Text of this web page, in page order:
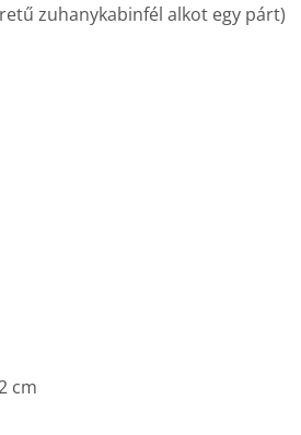
zuhanykabinfél alkot egy párt)
cm